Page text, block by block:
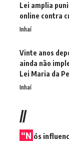
Lei amplia
online contra
Inhaí
Vinte anos
ainda não
Lei Maria da
Inhaí
//
“N ós